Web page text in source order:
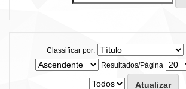
Classificar por:
Resultados/Página